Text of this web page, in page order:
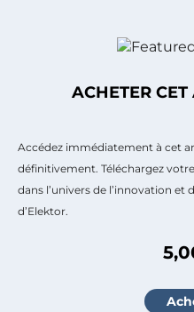
ACHETER
Accédez immédiatement à cet
définitivement. Téléchargez
dans l’univers de l’innovation et
d’Elektor.